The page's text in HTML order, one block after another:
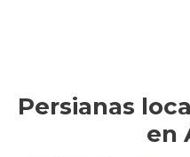
Persianas
en